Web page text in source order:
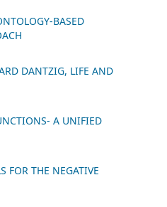
BASED
DANTZIG, LIFE AND
A UNIFIED
FOR THE NEGATIVE